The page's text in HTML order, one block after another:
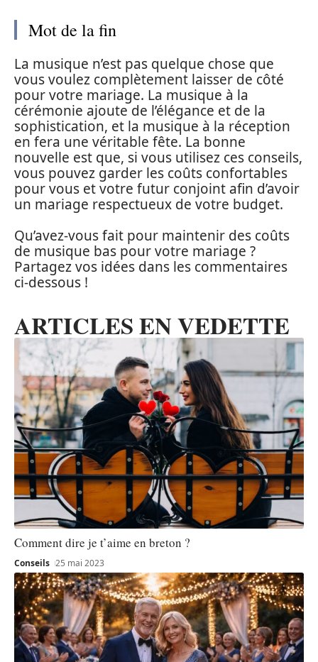
Mot de la fin
La musique n’est pas quelque chose que
vous voulez complètement laisser de côté
pour votre mariage. La musique à la
cérémonie ajoute de l’élégance et de la
sophistication, et la musique à la réception
en fera une véritable fête. La bonne
nouvelle est que, si vous utilisez ces conseils,
vous pouvez garder les coûts confortables
pour vous et votre futur conjoint afin d’avoir
un mariage respectueux de votre budget.
Qu’avez-vous fait pour maintenir des coûts
de musique bas pour votre mariage ?
Partagez vos idées dans les commentaires
ci-dessous !
ARTICLES EN VEDETTE
Comment dire je t’aime en breton ?
Conseils 25 mai 2023